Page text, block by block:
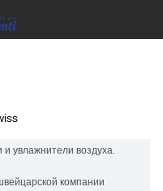
и увлажнители воздуха.
компании